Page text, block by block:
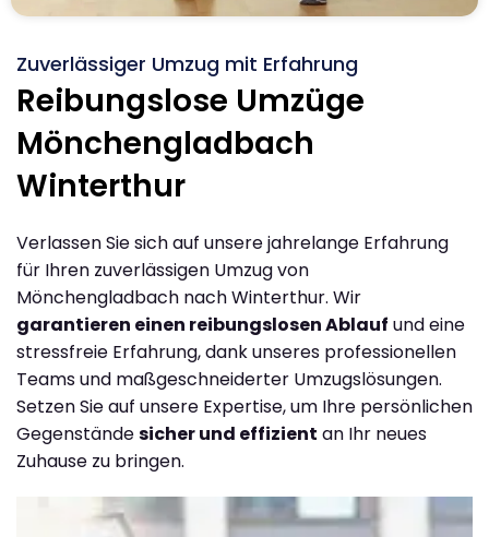
Zuverlässiger Umzug mit Erfahrung
Reibungslose Umzüge
Mönchengladbach
Winterthur
Verlassen Sie sich auf unsere jahrelange Erfahrung
für Ihren zuverlässigen Umzug von
Mönchengladbach nach Winterthur. Wir
garantieren einen reibungslosen Ablauf und eine
stressfreie Erfahrung, dank unseres professionellen
Teams und maßgeschneiderter Umzugslösungen.
Setzen Sie auf unsere Expertise, um Ihre persönlichen
Gegenständesicher und effizient an Ihr neues
Zuhause zu bringen.